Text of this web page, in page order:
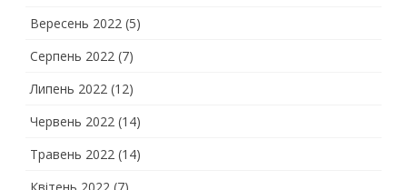
Вересень 2022 (5)
Серпень 2022 (7)
Липень 2022 (12)
Червень 2022 (14)
Травень 2022 (14)